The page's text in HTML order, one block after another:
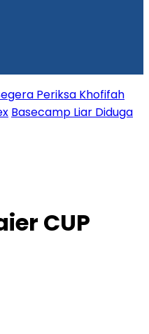
Periksa Khofifah
Basecamp Liar Diduga
CUP